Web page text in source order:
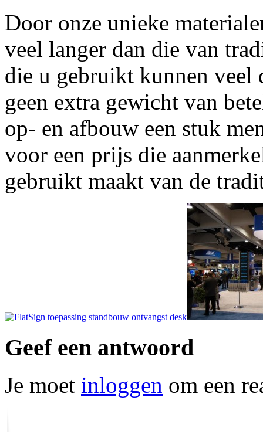
Door onze unieke
veel langer dan die van
die u gebruikt kunnen
geen extra gewicht van
op- en afbouw een stuk
voor een prijs die
gebruikt maakt van de
Geef een antwoord
Je moet inloggen om een